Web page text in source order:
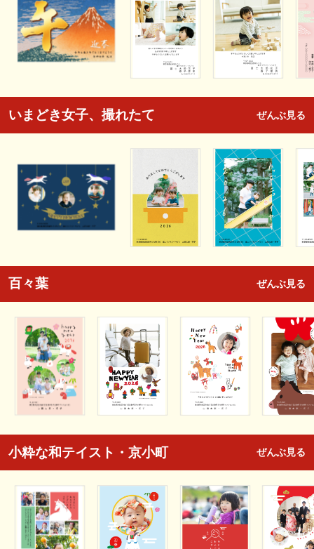
いまどき女子、撮れたて ぜんぶ見る
百々葉 ぜんぶ見る
小粋な和テイスト・京小町 ぜんぶ見る